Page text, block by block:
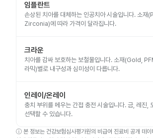
임플란트
손상된 치아를 대체하는 인공치아 시술입니다. 소재
Zirconia)에 따라 가격이 달라집니다.
크라운
치아를 감싸 보호하는 보철물입니다. 소재(Gold,
라믹)별로 내구성과 심미성이 다릅니다.
인레이/온레이
충치 부위를 메우는 간접 충전 시술입니다. 금, 레진,
선택할 수 있습니다.
ⓘ 본 정보는 건강보험심사평가원의 비급여 진료비 공개 데이